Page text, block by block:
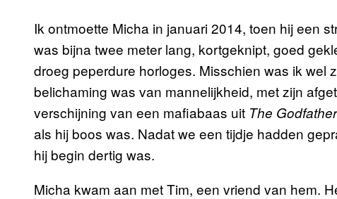
Ik ontmoette Micha in januari 2014, toen hij een
was bijna twee meter lang, kortgeknipt, goed
droeg peperdure horloges. Misschien was ik wel
belichaming was van mannelijkheid, met zijn
verschijning van een mafiabaas uit The Godfather
als hij boos was. Nadat we een tijdje hadden
hij begin dertig was.
Micha kwam aan met Tim, een vriend van hem.